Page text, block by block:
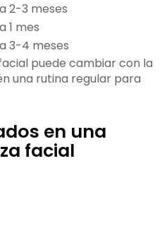
2-3 meses
1 mes
3-4 meses
puede cambiar con la
una rutina regular para
en una
facial